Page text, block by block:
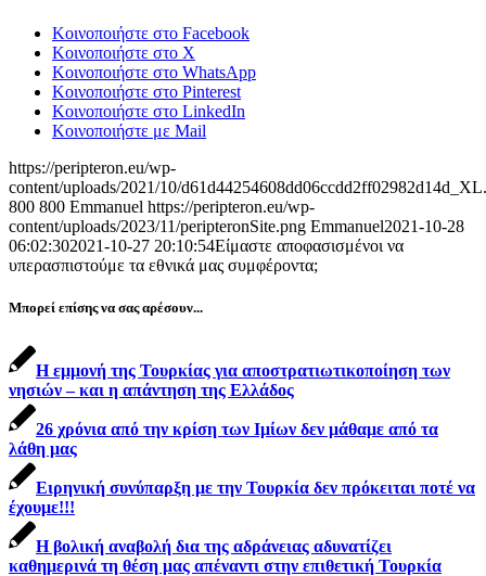
Κοινοποιήστε στο Facebook
Κοινοποιήστε στο X
Κοινοποιήστε στο WhatsApp
Κοινοποιήστε στο Pinterest
Κοινοποιήστε στο LinkedIn
Κοινοποιήστε με Mail
https://peripteron.eu/wp-
content/uploads/2021/10/
800 800 Emmanuel https://peripteron.eu/wp-
content/uploads/2023/11/peripteronSite.png Emmanuel2021-10-28
06:02:302021-10-27 20:10:54Είμαστε αποφασισμένοι να
υπερασπιστούμε τα εθνικά μας συμφέροντα;
Μπορεί επίσης να σας αρέσουν...
Η εμμονή της Τουρκίας για αποστρατιωτικοποίηση των
νησιών – και η απάντηση της Ελλάδος
26 χρόνια από την κρίση των Ιμίων δεν μάθαμε από τα
λάθη μας
Ειρηνική συνύπαρξη με την Τουρκία δεν πρόκειται ποτέ να
έχουμε!!!
Η βολική αναβολή δια της αδράνειας αδυνατίζει
καθημερινά τη θέση μας απέναντι στην επιθετική Τουρκία